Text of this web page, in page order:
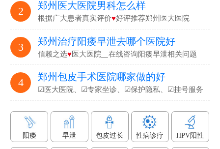
2 郑州医大医院男科怎么样
根据广大患者真实评价♥好评推荐郑州医大医院
3 郑州治疗阳痿早泄去哪个医院好
信赖之选♥医大医院▁在线咨询阳痿早泄相关问题
4 郑州包皮手术医院哪家做的好
☑医大医院、☑专家坐诊、☑保护隐私、☑挂号服务
阳痿 早泄 包皮过长 性病诊疗 HPV阳性